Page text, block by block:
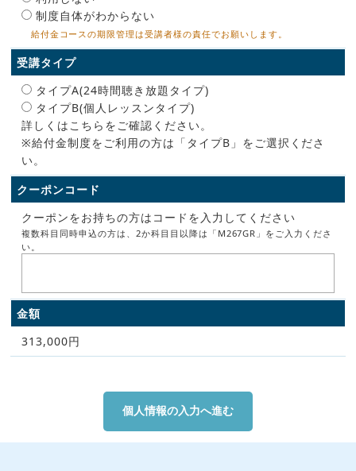
制度自体がわからない
給付金コースの期限管理は受講者様の責任でお願いします。
受講タイプ
タイプA(24時間聴き放題タイプ)
タイプB(個人レッスンタイプ)
詳しくはこちらをご確認ください。
※給付金制度をご利用の方は「タイプB」をご選択くださ
い。
クーポンコード
クーポンをお持ちの方はコードを入力してください
複数科目同時申込の方は、2か科目目以降は「M267GR」をご入力くださ
い。
金額
313,000円